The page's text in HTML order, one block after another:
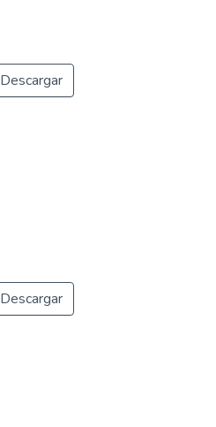
Descargar
Descargar